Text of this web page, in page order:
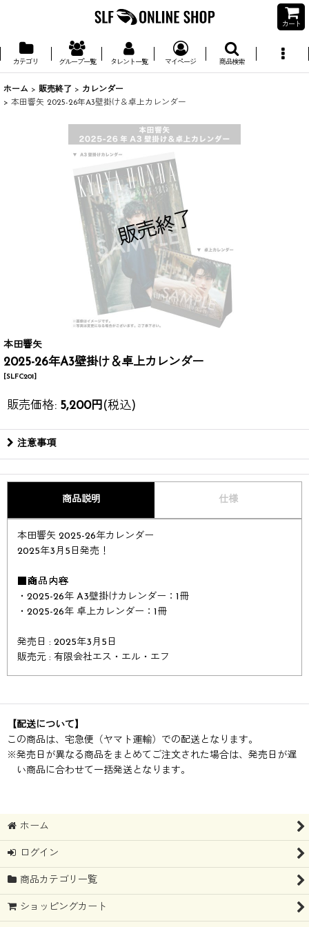
カート
カテゴリ グループ一覧 タレント一覧 マイページ 商品検索
ホーム > 販売終了 > カレンダー
> 本田響矢 2025-26年A3壁掛け＆卓上カレンダー
本田響矢
2025-26年A3壁掛け＆卓上カレンダー
[SLFC201]
販売価格: 5,200円 (税込)
注意事項
商品説明 仕様
本田響矢 2025-26年カレンダー​
2025年3月5日発売！​​
■商品内容
・2025-26年 A3壁掛けカレンダー：1冊
・2025-26年 卓上カレンダー：1冊
発売日 : 2025年3月5日
販売元 : 有限会社エス・エル・エフ
【配送について】
この商品は、宅急便（ヤマト運輸）での配送となります。
※発売日が異なる商品をまとめてご注文された場合は、発売日が遅
い商品に合わせて一括発送となります。
ホーム
ログイン
商品カテゴリ一覧
ショッピングカート